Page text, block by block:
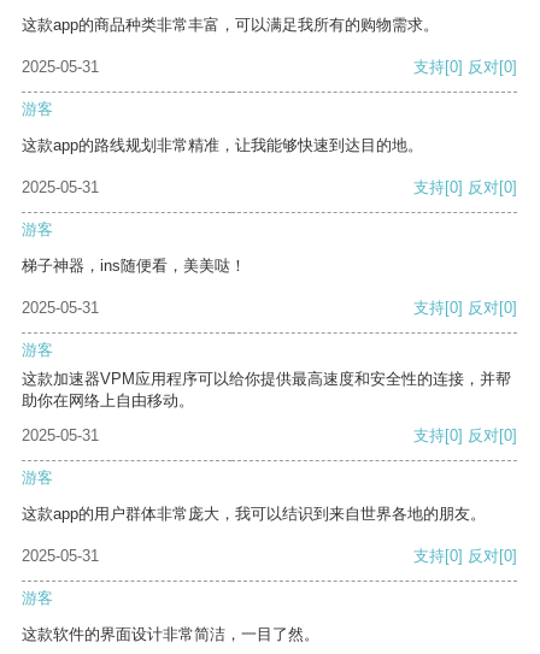
这款app的商品种类非常丰富，可以满足我所有的购物需求。
2025-05-31 支持[0] 反对[0]
游客
这款app的路线规划非常精准，让我能够快速到达目的地。
2025-05-31 支持[0] 反对[0]
游客
梯子神器，ins随便看，美美哒！
2025-05-31 支持[0] 反对[0]
游客
这款加速器VPM应用程序可以给你提供最高速度和安全性的连接，并帮
助你在网络上自由移动。
2025-05-31
支持[0] 反对[0]
游客
这款app的用户群体非常庞大，我可以结识到来自世界各地的朋友。
2025-05-31 支持[0] 反对[0]
游客
这款软件的界面设计非常简洁，一目了然。